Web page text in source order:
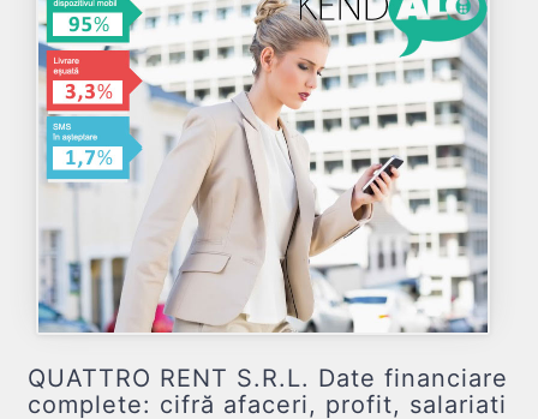
QUATTRO RENT S.R.L. Date financiare
complete: cifră afaceri, profit, salariati